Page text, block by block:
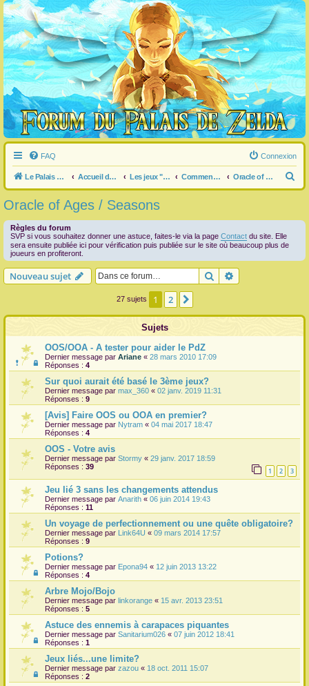
FAQ Connexion
Le Palais de Zelda Accueil du forum Les jeux "Legend of Zelda" Commentaire / question générale / info sur un jeu Oracle of Ages / Seasons
e
Oracle of Ages / Seasons
Règles du forum
SVP si vous souhaitez donner une astuce, faites-le via la page Contact du site. Elle
sera ensuite publiée ici pour vérification puis publiée sur le site où beaucoup plus de
joueurs en profiteront.
Nouveau sujet Rechercher
27 sujets 1 2
Sujets
OOS/OOA - A tester pour aider le PdZ
Dernier message par Ariane « 28 mars 2010 17:09
Réponses : 4
Sur quoi aurait été basé le 3ème jeux?
Dernier message par max_360 « 02 janv. 2019 11:31
Réponses : 9
[Avis] Faire OOS ou OOA en premier?
Dernier message par Nytram « 04 mai 2017 18:47
Réponses : 4
OOS - Votre avis
Dernier message par Stormy « 29 janv. 2017 18:59
Réponses : 39 1 2 3
Jeu lié 3 sans les changements attendus
Dernier message par Anarith « 06 juin 2014 19:43
Réponses : 11
Un voyage de perfectionnement ou une quête obligatoire?
Dernier message par Link64U « 09 mars 2014 17:57
Réponses : 9
Potions?
Dernier message par Epona94 « 12 juin 2013 13:22
Réponses : 4
Arbre Mojo/Bojo
Dernier message par linkorange « 15 avr. 2013 23:51
Réponses : 5
Astuce des ennemis à carapaces piquantes
Dernier message par Sanitarium026 « 07 juin 2012 18:41
Réponses : 1
Jeux liés...une limite?
Dernier message par zazou « 18 oct. 2011 15:07
Réponses : 2